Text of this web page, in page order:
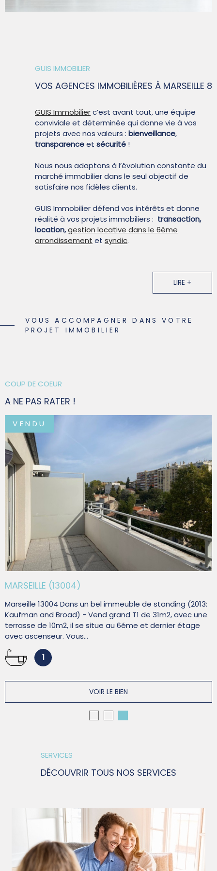
CONTACT
GUIS IMMOBILIER
VOS AGENCES IMMOBILIÈRES À MARSEILLE 8
GUIS Immobilierc’est avant tout, une équipe
conviviale et déterminée qui donne vie à vos
projets avec nos valeurs : bienveillance,
transparenceet sécurité !
Nous nous adaptons à l’évolution constante du
marché immobilier dans le seul objectif de
satisfaire nos fidèles clients.
GUIS Immobilier défend vos intérêts et donne
réalité à vos projets immobiliers : transaction,
location,gestion locative dans le 6ème
arrondissement et syndic.
LIRE +
VOUS ACCOMPAGNER DANS VOTRE
PROJET IMMOBILIER
COUP DE COEUR
A NE PAS RATER !
VENDU
MARSEILLE (13004)
Marseille 13004 Dans un bel immeuble de standing (2013:
Kaufman and Broad) - Vend grand T1 de 31m2, avec une
terrasse de 10m2, il se situe au 6éme et dernier étage
avec ascenseur. Vous...
1
VOIR LE BIEN
SERVICES
DÉCOUVRIR TOUS NOS SERVICES